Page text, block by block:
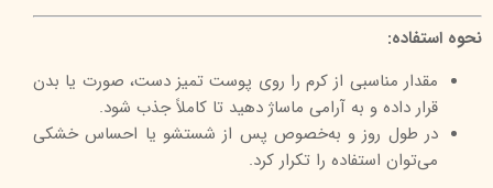
نحوه استفاده:
مقدار مناسبی از کرم را روی پوست تمیز دست، صورت یا بدن
قرار داده و به آرامی ماساژ دهید تا کاملاً جذب شود.
در طول روز و به‌خصوص پس از شستشو یا احساس خشکی
می‌توان استفاده را تکرار کرد.